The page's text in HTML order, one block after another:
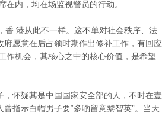
内，均在场监视警员的行动。
香 港从此不一样。这不单对社会秩序、法
愿意在后占领时期作出修补工作，有回应
作机会，其核心之中的核心价值，是希望
怀疑其是中国国家安全部的人，不时在壹
指示白帽男子要“多啲留意黎智英”。当天